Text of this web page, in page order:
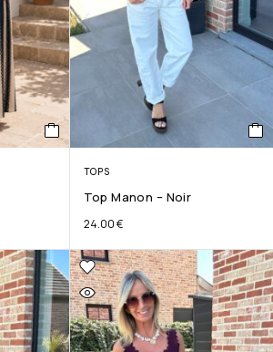
TOPS
Top Manon – Noir
24.00€